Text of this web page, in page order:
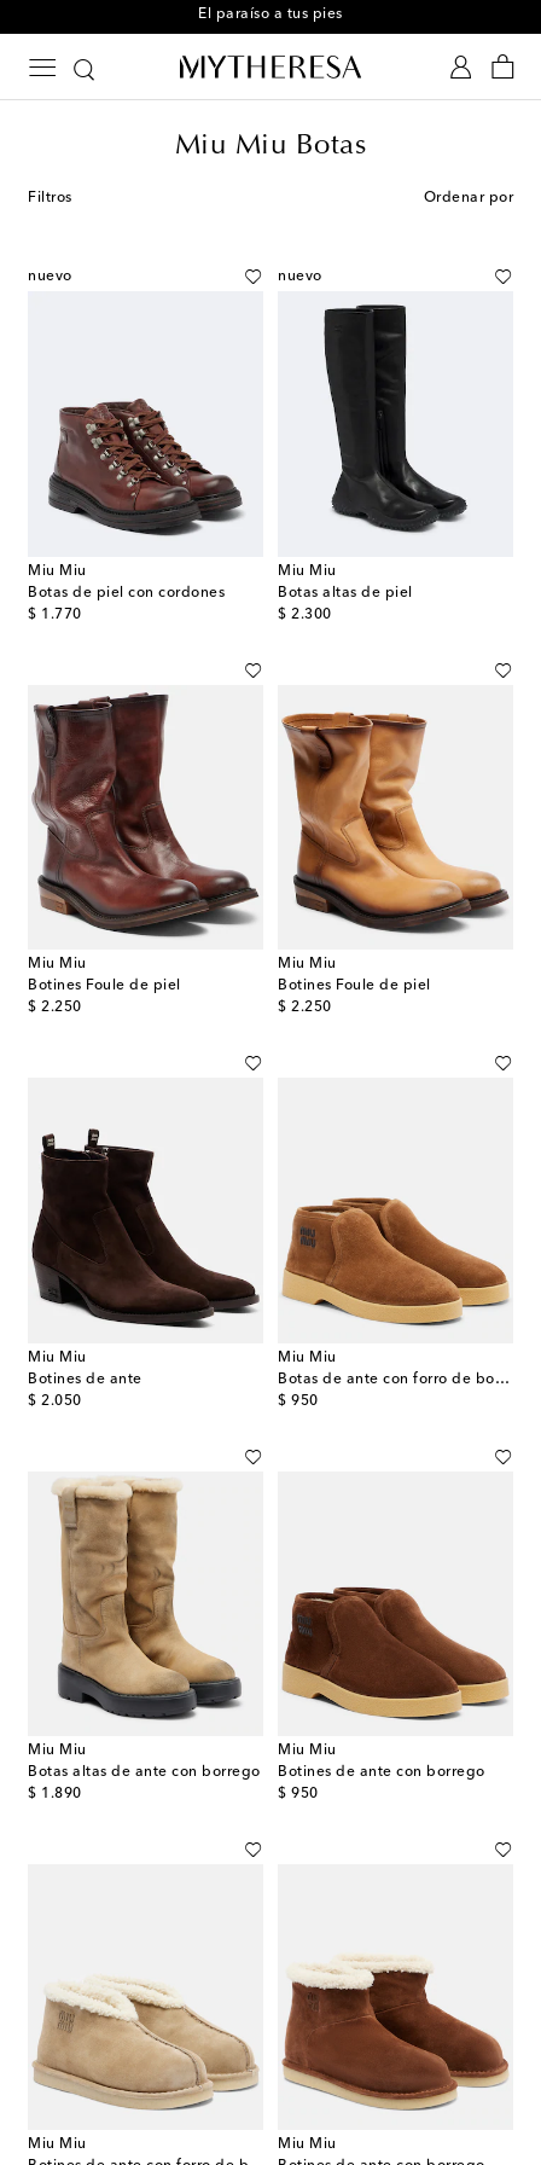
El paraíso a tus pies
Miu Miu Botas
Filtros Ordenar por
nuevo
Miu Miu
Botas de piel con cordones
$ 1.770
original price
nuevo
Miu Miu
Botas altas de piel
$ 2.300
original price
Miu Miu
Botines Foule de piel
$ 2.250
original price
Miu Miu
Botines Foule de piel
$ 2.250
original price
Miu Miu
Botines de ante
$ 2.050
original price
Miu Miu
Botas de ante con forro de borrego
$ 950
original price
Miu Miu
Botas altas de ante con borrego
$ 1.890
original price
Miu Miu
Botines de ante con borrego
$ 950
original price
Miu Miu
Miu Miu